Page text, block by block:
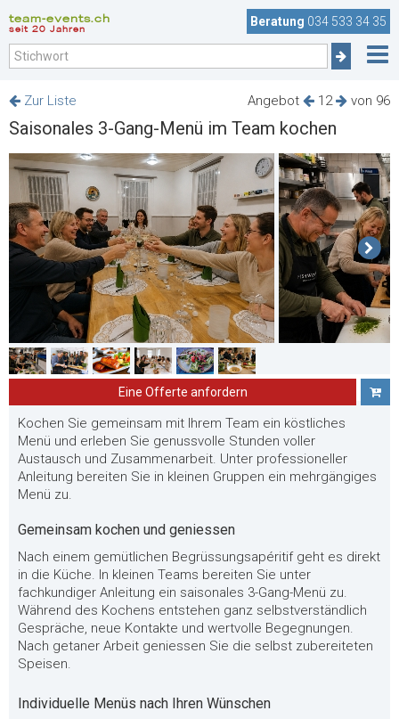
team-events.ch
seit 20 Jahren
Beratung 034 533 34 35
Angebot 12 von 96
Zur Liste
Saisonales 3-Gang-Menü im Team kochen
Eine Offerte anfordern
Kochen Sie gemeinsam mit Ihrem Team ein köstliches
Menü und erleben Sie genussvolle Stunden voller
Austausch und Zusammenarbeit. Unter professioneller
Anleitung bereiten Sie in kleinen Gruppen ein mehrgängiges
Menü zu.
Gemeinsam kochen und geniessen
Nach einem gemütlichen Begrüssungsapéritif geht es direkt
in die Küche. In kleinen Teams bereiten Sie unter
fachkundiger Anleitung ein saisonales 3-Gang-Menü zu.
Während des Kochens entstehen ganz selbstverständlich
Gespräche, neue Kontakte und wertvolle Begegnungen.
Nach getaner Arbeit geniessen Sie die selbst zubereiteten
Speisen.
Individuelle Menüs nach Ihren Wünschen